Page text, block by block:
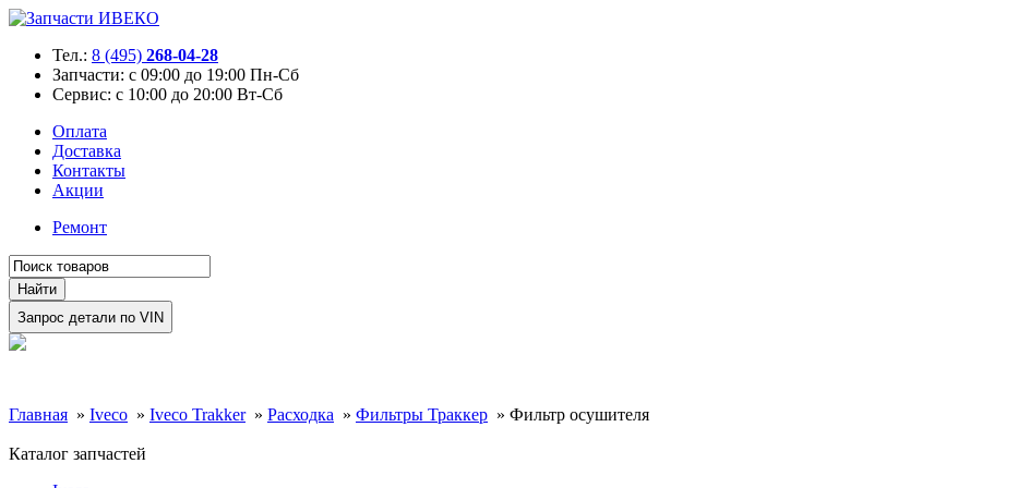
Тел.: 8 (495) 268-04-28
Запчасти: с 09:00 до 19:00 Пн-Сб
Сервис: с 10:00 до 20:00 Вт-Сб
Оплата
Доставка
Контакты
Акции
Ремонт
Главная » Iveco » Iveco Trakker » Расходка » Фильтры Траккер » Фильтр осушителя
Каталог запчастей